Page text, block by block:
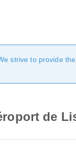
strive to provide
de